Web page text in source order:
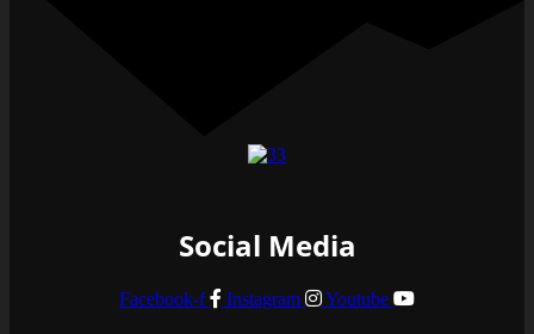
Social Media
Facebook-f Instagram Youtube